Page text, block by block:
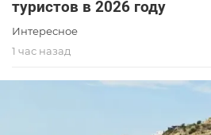
туристов в 2026 году
Интересное
1 час назад